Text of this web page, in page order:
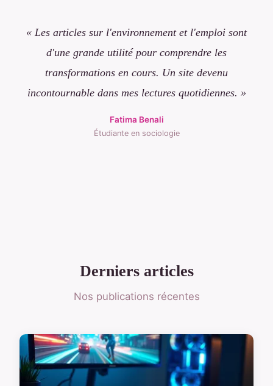
« Les articles sur l'environnement et l'emploi sont
d'une grande utilité pour comprendre les
transformations en cours. Un site devenu
incontournable dans mes lectures quotidiennes. »
Fatima Benali
Étudiante en sociologie
Derniers articles
Nos publications récentes